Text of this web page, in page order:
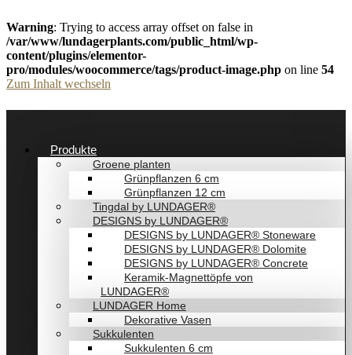
Warning: Trying to access array offset on false in
/var/www/lundagerplants.com/public_html/wp-
content/plugins/elementor-
pro/modules/woocommerce/tags/product-image.php on line 54
Zum Inhalt wechseln
Produkte
Groene planten
Grünpflanzen 6 cm
Grünpflanzen 12 cm
Tingdal by LUNDAGER®
DESIGNS by LUNDAGER®
DESIGNS by LUNDAGER® Stoneware
DESIGNS by LUNDAGER® Dolomite
DESIGNS by LUNDAGER® Concrete
Keramik-Magnettöpfe von
LUNDAGER®
LUNDAGER Home
Dekorative Vasen
Sukkulenten
Sukkulenten 6 cm